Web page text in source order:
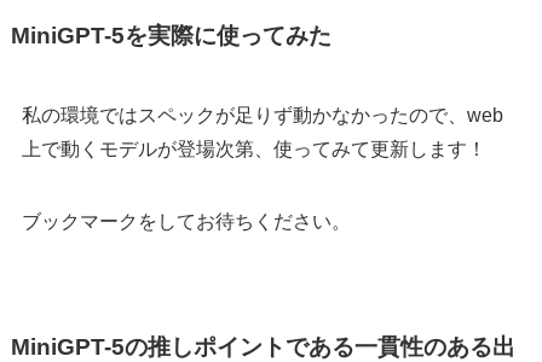
MiniGPT-5を実際に使ってみた
私の環境ではスペックが足りず動かなかったので、web
上で動くモデルが登場次第、使ってみて更新します！
ブックマークをしてお待ちください。
MiniGPT-5の推しポイントである一貫性のある出